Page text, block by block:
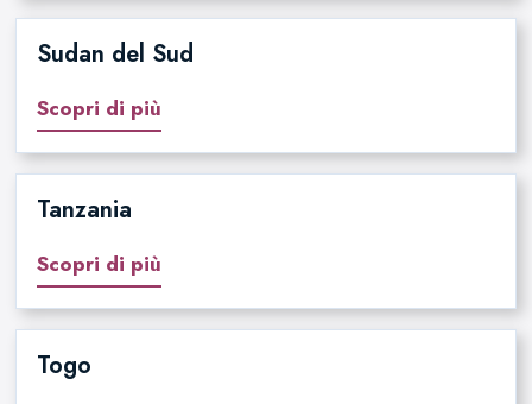
Sudan del Sud
Scopri di più
Tanzania
Scopri di più
Togo